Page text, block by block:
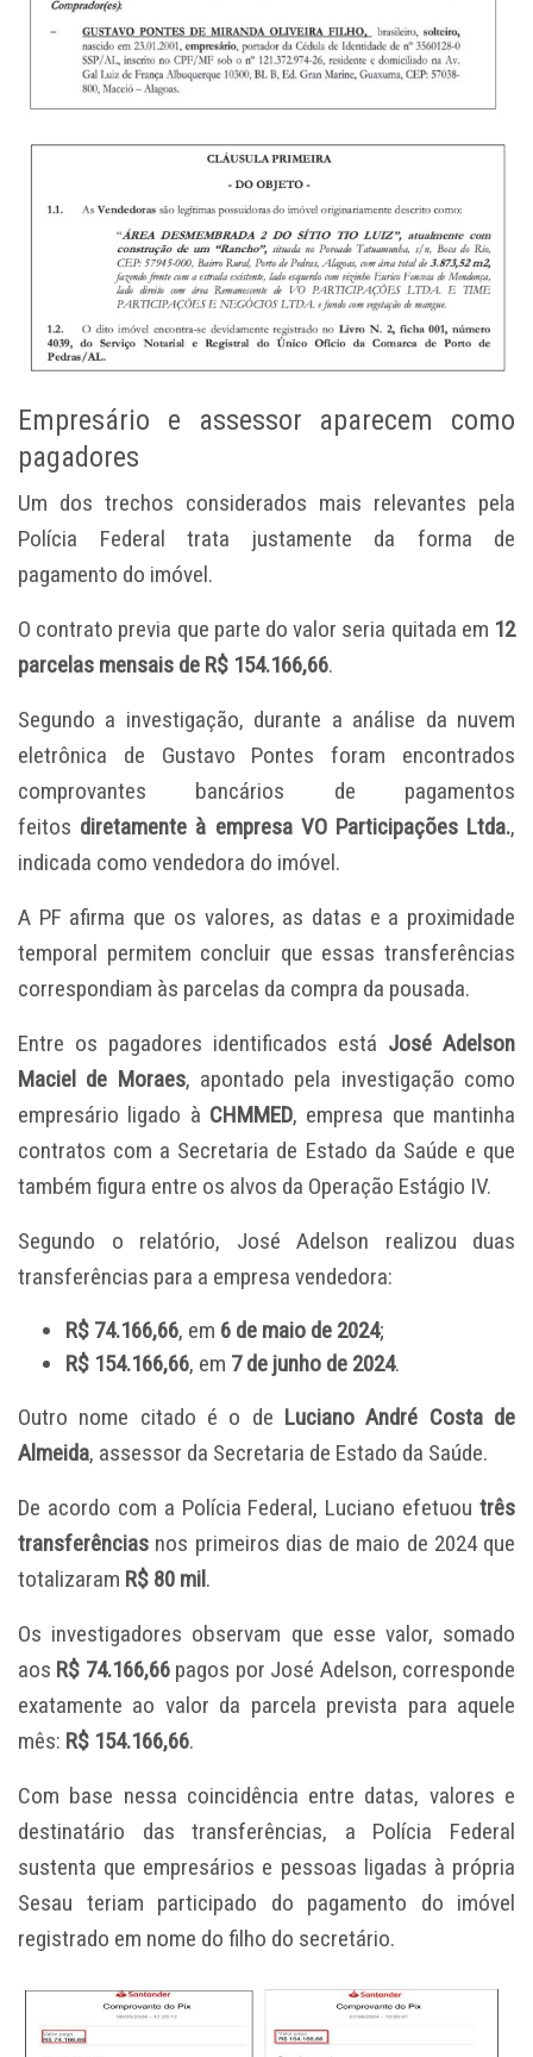
Empresário e assessor aparecem como
pagadores
Um dos trechos considerados mais relevantes pela
Polícia Federal trata justamente da forma de
pagamento do imóvel.
O contrato previa que parte do valor seria quitada em 12
parcelas mensais de R$ 154.166,66.
Segundo a investigação, durante a análise da nuvem
eletrônica de Gustavo Pontes foram encontrados
comprovantes bancários de pagamentos
feitos diretamente à empresa VO Participações Ltda.,
indicada como vendedora do imóvel.
A PF afirma que os valores, as datas e a proximidade
temporal permitem concluir que essas transferências
correspondiam às parcelas da compra da pousada.
Entre os pagadores identificados está José Adelson
Maciel de Moraes, apontado pela investigação como
empresário ligado à CHMMED, empresa que mantinha
contratos com a Secretaria de Estado da Saúde e que
também figura entre os alvos da Operação Estágio IV.
Segundo o relatório, José Adelson realizou duas
transferências para a empresa vendedora:
R$ 74.166,66, em 6 de maio de 2024;
R$ 154.166,66, em 7 de junho de 2024.
Outro nome citado é o de Luciano André Costa de
Almeida, assessor da Secretaria de Estado da Saúde.
De acordo com a Polícia Federal, Luciano efetuou três
transferências nos primeiros dias de maio de 2024 que
totalizaram R$ 80 mil.
Os investigadores observam que esse valor, somado
aos R$ 74.166,66pagos por José Adelson, corresponde
exatamente ao valor da parcela prevista para aquele
mês: R$ 154.166,66.
Com base nessa coincidência entre datas, valores e
destinatário das transferências, a Polícia Federal
sustenta que empresários e pessoas ligadas à própria
Sesau teriam participado do pagamento do imóvel
registrado em nome do filho do secretário.